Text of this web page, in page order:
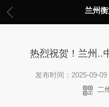
兰州
热烈祝贺！兰州..
发布时间：2025-09-09
二